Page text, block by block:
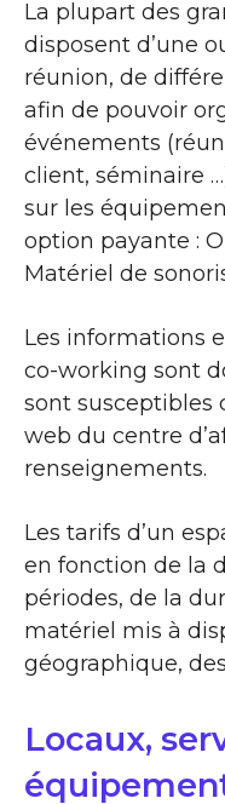
La plupart des
disposent d’une
réunion, de
afin de pouvoir
événements
client, séminaire
sur les
option payante :
Matériel de
Les informations
co-working sont
sont susceptibles
web du centre
renseignements.
Les tarifs d’un
en fonction de la
périodes, de la
matériel mis à
géographique,
Locaux,